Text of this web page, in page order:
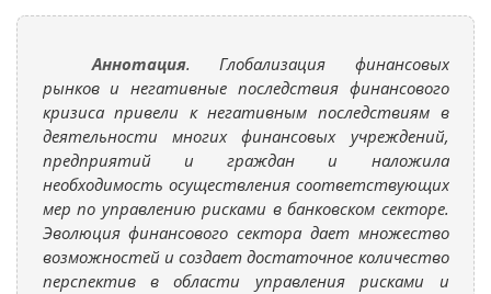
Аннотация. Глобализация финансовых
рынков и негативные последствия финансового
кризиса привели к негативным последствиям в
деятельности многих финансовых учреждений,
предприятий и граждан и наложила
необходимость осуществления соответствующих
мер по управлению рисками в банковском секторе.
Эволюция финансового сектора дает множество
возможностей и создает достаточное количество
перспектив в области управления рисками и